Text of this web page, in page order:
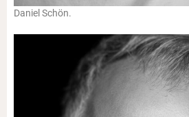
Daniel Schön.